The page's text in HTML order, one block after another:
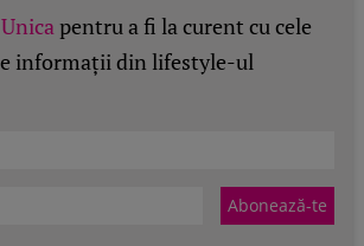
Unicapentru a fi la curent cu cele
informații din lifestyle-ul